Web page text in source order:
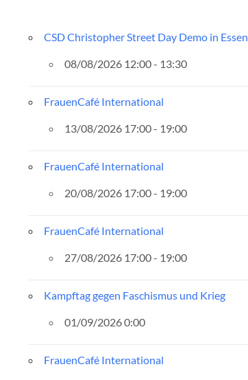
CSD Christopher Street Day Demo in Essen
08/08/2026 12:00 - 13:30
FrauenCafé International
13/08/2026 17:00 - 19:00
FrauenCafé International
20/08/2026 17:00 - 19:00
FrauenCafé International
27/08/2026 17:00 - 19:00
Kampftag gegen Faschismus und Krieg
01/09/2026 0:00
FrauenCafé International